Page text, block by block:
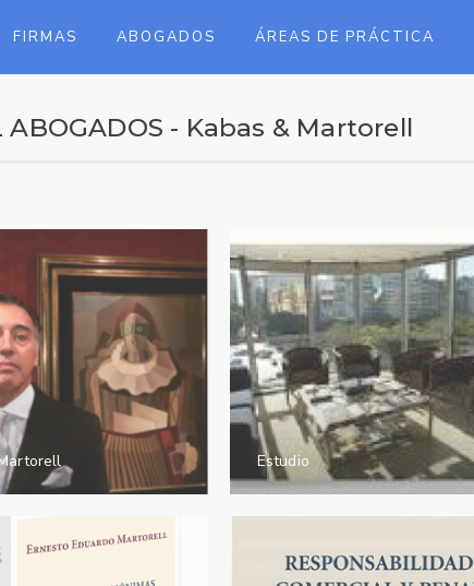
FIRMAS ABOGADOS ÁREAS DE PRÁCTICA
ABOGADOS - Kabas & Martorell
Estudio